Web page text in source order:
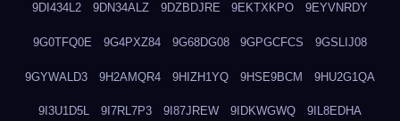
9DI434L2 9DN34ALZ 9DZBDJRE 9EKTXKPO 9EYVNRDY
9G0TFQ0E 9G4PXZ84 9G68DG08 9GPGCFCS 9GSLIJ08
9GYWALD3 9H2AMQR4 9HIZH1YQ 9HSE9BCM 9HU2G1QA
9I3U1D5L 9I7RL7P3 9I87JREW 9IDKWGWQ 9IL8EDHA